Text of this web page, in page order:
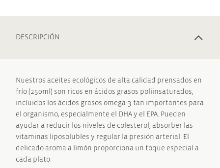
DESCRIPCIÓN
Nuestros aceites ecológicos de alta calidad prensados en
frío (250ml) son ricos en ácidos grasos poliinsaturados,
incluidos los ácidos grasos omega-3 tan importantes para
el organismo, especialmente el DHA y el EPA. Pueden
ayudar a reducir los niveles de colesterol, absorber las
vitaminas liposolubles y regular la presión arterial. El
delicado aroma a limón proporciona un toque especial a
cada plato.